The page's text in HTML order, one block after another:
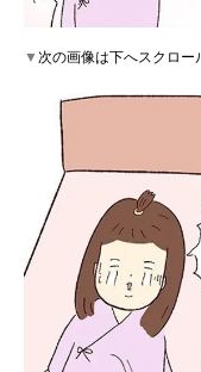
▼次の画像は下へスクロー